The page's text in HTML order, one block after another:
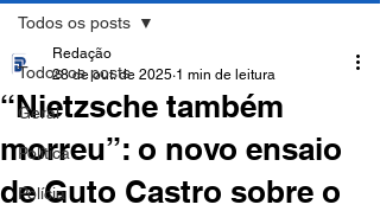
Todos os posts
Geral
Política
Polícia
Todos os posts
“Nietzsche também
morreu”: o novo ensaio
de Guto Castro sobre o
Redação
28 de out. de 2025 1 min de leitura